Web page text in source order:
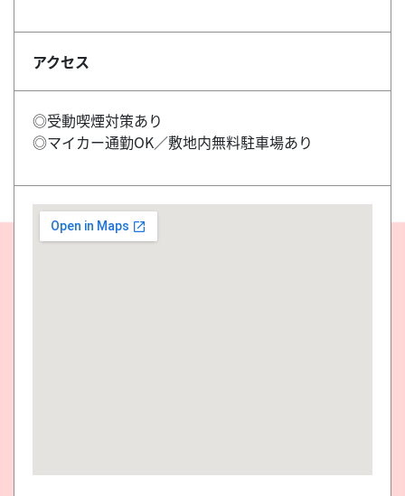
アクセス
◎受動喫煙対策あり
◎マイカー通勤OK／敷地内無料駐車場あり